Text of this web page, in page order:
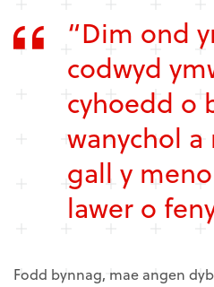
“Dim ond
codwyd
cyhoedd o
wanychol
gall y
lawer o
Fodd bynnag, mae angen